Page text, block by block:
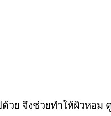
ด้วย จึงช่วยทำให้ผิวหอม